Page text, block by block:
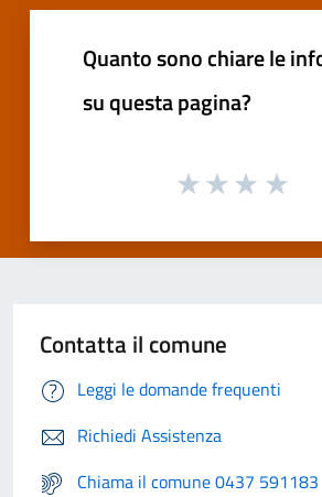
Quanto sono chiare le
su questa pagina?
Contatta il comune
Leggi le domande frequenti
Richiedi Assistenza
Chiama il comune 0437 591183